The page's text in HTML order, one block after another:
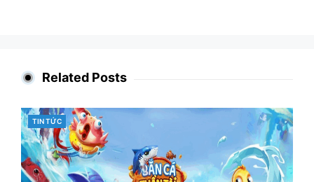
Related Posts
CATEGORIES
TIN TỨC